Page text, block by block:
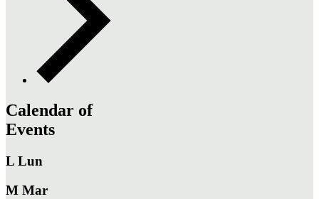
Calendar of
Events
L Lun
M Mar